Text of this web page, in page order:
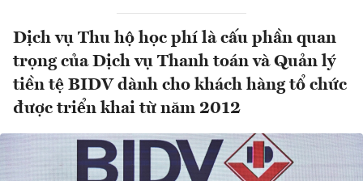
Dịch vụ Thu hộ học phí là cấu phần quan
trọng của Dịch vụ Thanh toán và Quản lý
tiền tệ BIDV dành cho khách hàng tổ chức
được triển khai từ năm 2012